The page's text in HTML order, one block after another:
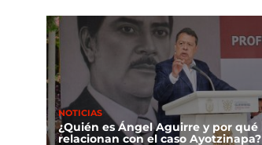
NOTICIAS
¿Quién es Ángel Aguirre y por qué
relacionan con el caso Ayotzinapa?